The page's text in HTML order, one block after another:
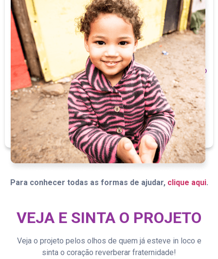
CONTRIBUA COM
CAMPANHAS
Confira campanhas ativas ou faça uma em prol do
projeto.
Acessar
Para conhecer todas as formas de ajudar, clique aqui.
VEJA E SINTA O PROJETO
Veja o projeto pelos olhos de quem já esteve in loco e
sinta o coração reverberar fraternidade!